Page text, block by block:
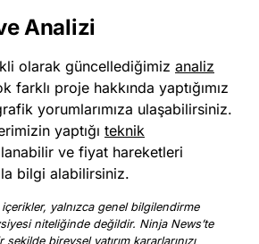
Analizi
olarak güncellediğimiz analiz
farklı proje hakkında yaptığımız
yorumlarımıza ulaşabilirsiniz.
yaptığı teknik
ve fiyat hareketleri
bilgi alabilirsiniz.
yalnızca genel bilgilendirme
niteliğinde değildir. Ninja News’te
bireysel yatırım kararlarınızı